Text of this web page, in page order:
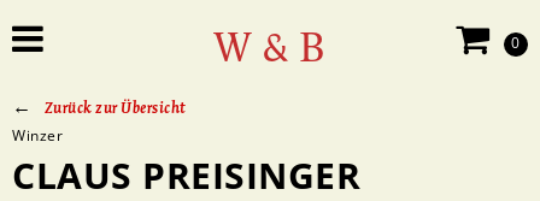
0
W & B
Zurück zur Übersicht
Winzer
CLAUS PREISINGER